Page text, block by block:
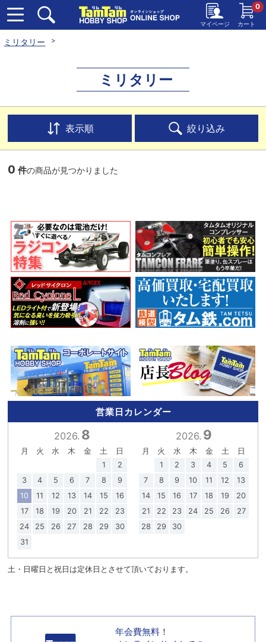
マイページ カート
0
ミリタリー
ミリタリー
表示順 絞り込み
0 件の商品が見つかりました
営業日カレンダー
2026. 8
月 火 水 木 金 土
日
1
2
3
4 5 6 7 8
9
10
11 12 13 14 15
16
17
18 19 20 21 22
23
24
25 26 27 28 29
30
31
2026. 9
月 火 水 木 金 土
日
1
2 3 4 5
6
7
8 9 10 11 12
13
14
15 16 17 18 19
20
21
22 23 24 25 26
27
28
29 30
土・日曜日と祝日は定休日とさせて頂いております。
年会費無料！